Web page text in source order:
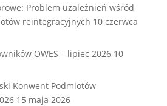
Problem uzależnień wśród
reintegracyjnych 10 czerwca
OWES – lipiec 2026 10
Konwent Podmiotów
15 maja 2026